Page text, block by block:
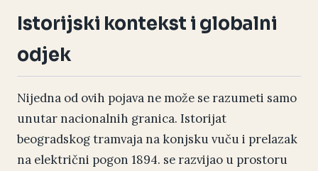
Istorijski kontekst i globalni
odjek
Nijedna od ovih pojava ne može se razumeti samo
unutar nacionalnih granica. Istorijat
beogradskog tramvaja na konjsku vuču i prelazak
na električni pogon 1894. se razvijao u prostoru